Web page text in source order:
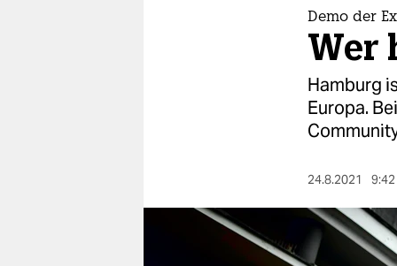
berlin
Demo der
Wer
Hamburg
Europa.
24.8.2021